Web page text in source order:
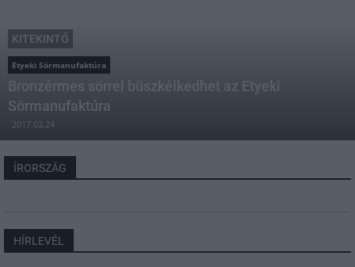
KITEKINTŐ
Etyeki Sörmanufaktúra
Bronzérmes sörrel büszkélkedhet az Etyeki
Sörmanufaktúra
2017.02.24
ÍRORSZÁG
HÍRLEVÉL